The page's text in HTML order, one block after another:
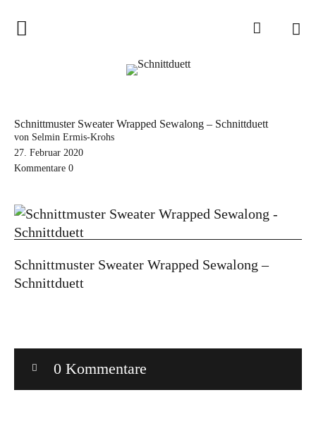
Home
Schnittduett Magazin
Tipps zur Schnittanpassung
Bye!
Schnittmuster Sweater Wrapped Sewalong – Schnittduett
von Selmin Ermis-Krohs
27. Februar 2020
Kommentare 0
Schnittmuster Sweater Wrapped Sewalong –
Schnittduett
0 Kommentare